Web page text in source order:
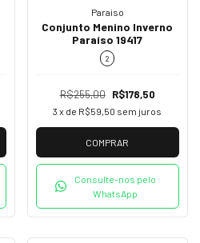
Paraiso
Conjunto Menino Inverno
Paraíso 19417
2
R$255,00 R$178,50
3 x de R$59,50 sem juros
COMPRAR
Consulte-nos pelo
WhatsApp